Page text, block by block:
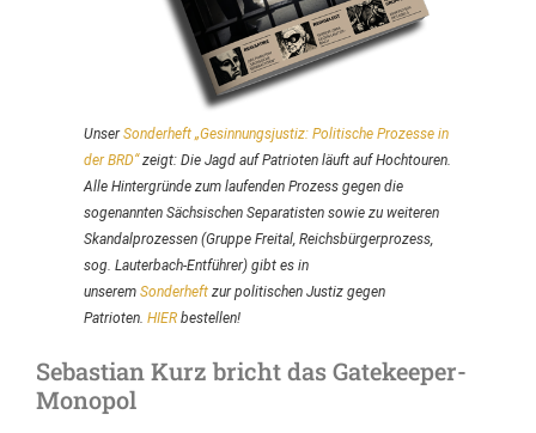
UnserSonderheft „Gesinnungsjustiz: Politische Prozesse in
der BRD“zeigt: Die Jagd auf Patrioten läuft auf Hochtouren.
Alle Hintergründe zum laufenden Prozess gegen die
sogenannten Sächsischen Separatisten sowie zu weiteren
Skandalprozessen (Gruppe Freital, Reichsbürgerprozess,
sog. Lauterbach-Entführer) gibt es in
unserem Sonderheft zur politischen Justiz gegen
Patrioten. HIER bestellen!
Sebastian Kurz bricht das Gatekeeper-
Monopol